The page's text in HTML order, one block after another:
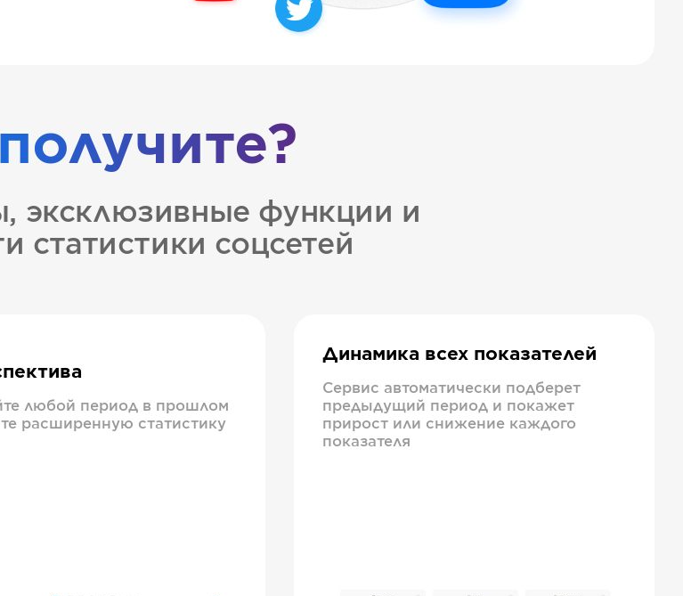
эксклюзивные функции и
статистики соцсетей
любой период в прошлом
расширенную статистику
Динамика всех показателей
Сервис автоматически подберет
предыдущий период и покажет
прирост или снижение каждого
показателя